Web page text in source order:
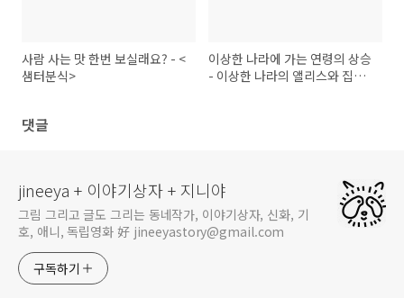
사람 사는 맛 한번 보실래요? - <
샘터분식>
이상한 나라에 가는 연령의 상승
- 이상한 나라의 앨리스와 집으
댓글
jineeya + 이야기상자 + 지니야
그림 그리고 글도 그리는 동네작가, 이야기상자, 신화, 기
호, 애니, 독립영화 好 jineeyastory@gmail.com
구독하기